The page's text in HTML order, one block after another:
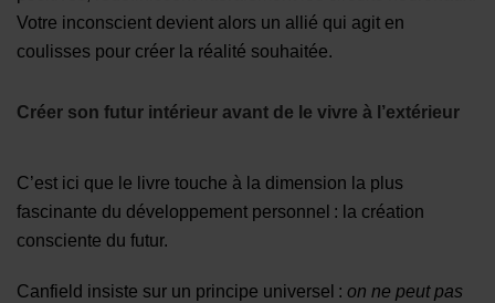
Votre inconscient devient alors un allié qui agit en
coulisses pour créer la réalité souhaitée.
Créer son futur intérieur avant de le vivre à l’extérieur
C’est ici que le livre touche à la dimension la plus
fascinante du développement personnel : la création
consciente du futur.
Canfield insiste sur un principe universel : on ne peut pas